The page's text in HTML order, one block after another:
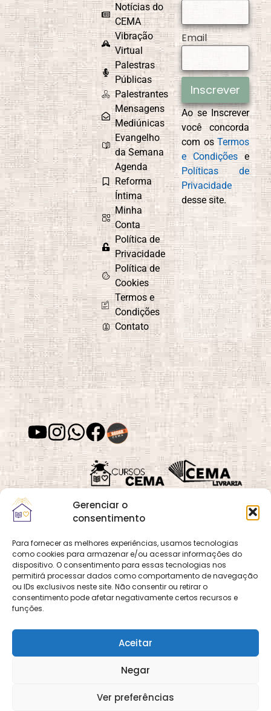
Gerenciar o
consentimento
Para fornecer as melhores experiências, usamos tecnologias
como cookies para armazenar e/ou acessar informações do
dispositivo. O consentimento para essas tecnologias nos
permitirá processar dados como comportamento de navegação
ou IDs exclusivos neste site. Não consentir ou retirar o
consentimento pode afetar negativamente certos recursos e
funções.
Aceitar
Negar
Ver preferências
Notícias do
CEMA
Vibração
Virtual
Palestras
Públicas
Palestrantes
Mensagens
Mediúnicas
Evangelho
da Semana
Agenda
Reforma
Íntima
Minha
Conta
Política de
Privacidade
Política de
Cookies
Termos e
Condições
Contato
Email
Inscrever
Ao se Inscrever
você concorda
com osTermos
e Condições e
Políticas de
Privacidade
desse site.
Quadra 02, Lote 16,
Vila Vicentina,
Planaltina, Brasília-
DF. CEP 73.320-140
CNPJ: 01.600.089/0001-
DECOM - A Voz do
CEMA nas Redes!
OCemaneté um site
que pertence e é gerido
pelo CEMA, assim